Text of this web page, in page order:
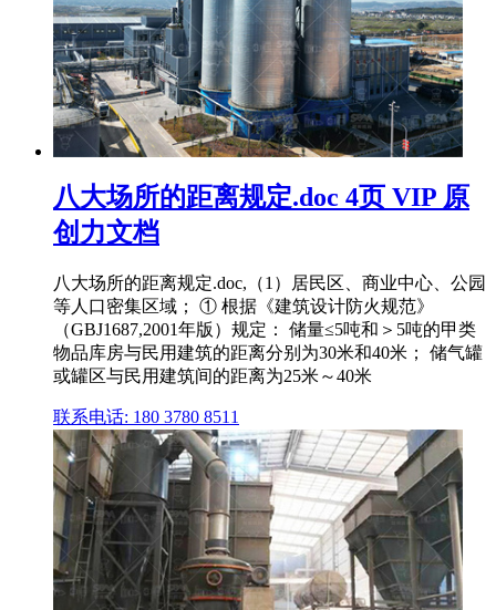
八大场所的距离规定.doc 4页 VIP 原
创力文档
八大场所的距离规定.doc,（1）居民区、商业中心、公园
等人口密集区域； ① 根据《建筑设计防火规范》
（GBJ1687,2001年版）规定： 储量≤5吨和＞5吨的甲类
物品库房与民用建筑的距离分别为30米和40米； 储气罐
或罐区与民用建筑间的距离为25米～40米
联系电话: 180 3780 8511